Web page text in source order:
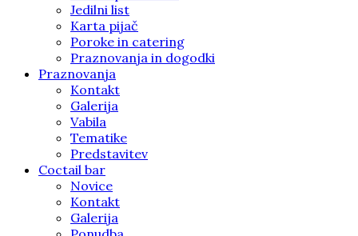
Jedilni list
Karta pijač
Poroke in catering
Praznovanja in dogodki
Praznovanja
Kontakt
Galerija
Vabila
Tematike
Predstavitev
Coctail bar
Novice
Kontakt
Galerija